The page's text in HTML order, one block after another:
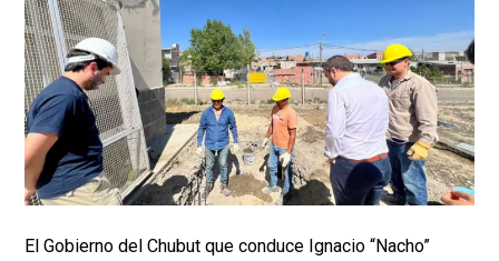
El Gobierno del Chubut que conduce Ignacio “Nacho”